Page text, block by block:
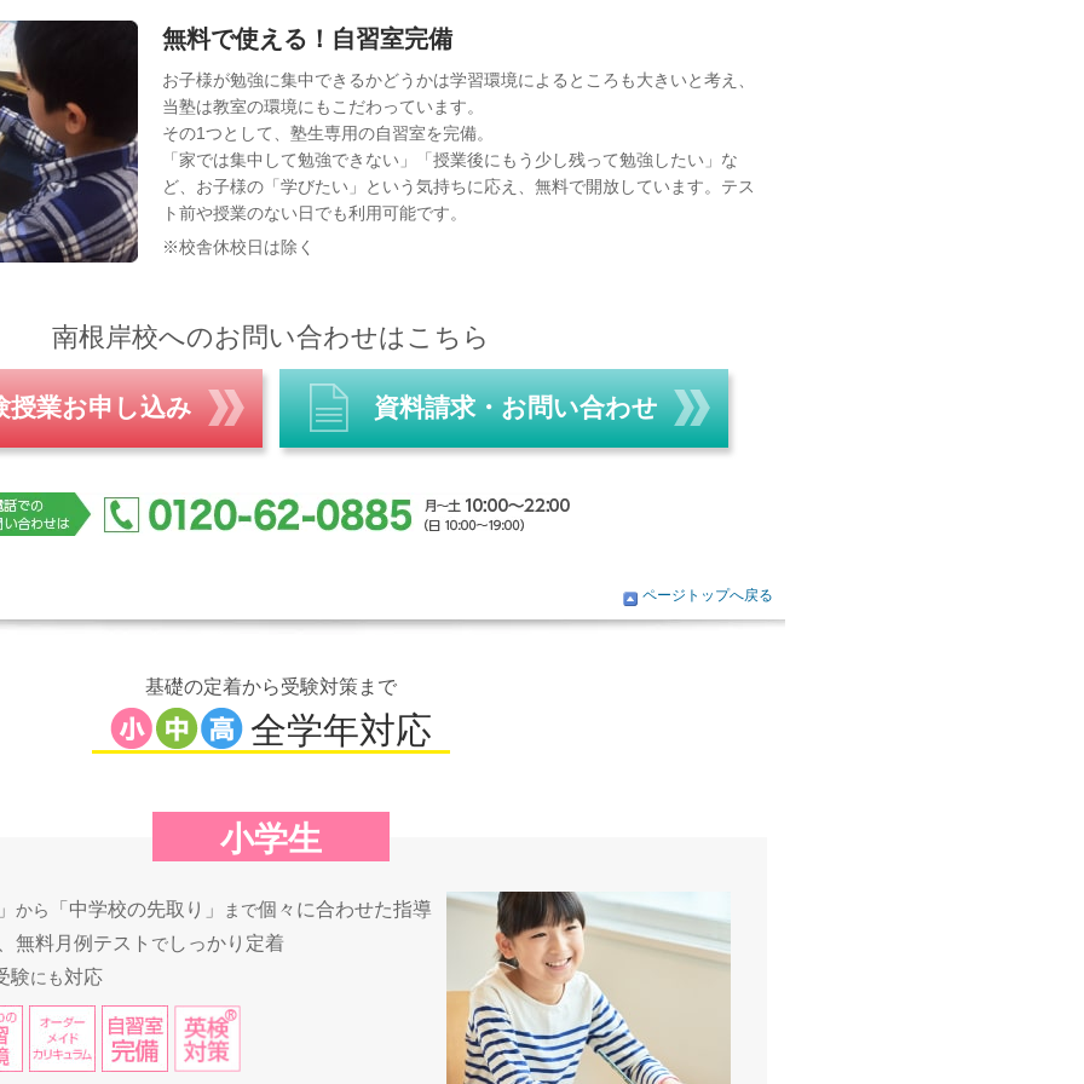
無料で使える！自習室完備
お子様が勉強に集中できるかどうかは学習環境によるところも大きいと考え、
当塾は教室の環境にもこだわっています。
その1つとして、塾生専用の自習室を完備。
「家では集中して勉強できない」「授業後にもう少し残って勉強したい」な
ど、お子様の「学びたい」という気持ちに応え、無料で開放しています。テス
ト前や授業のない日でも利用可能です。
※校舎休校日は除く
南根岸校へのお問い合わせはこちら
授業お申し込み 資料請求・お問い合わせ
ページトップへ戻る
基礎の定着から受験対策まで
全学年対応
小学生
から 「中学校の先取り」 まで個々に合わせた指導
無料月例テスト でしっかり定着
験にも対応